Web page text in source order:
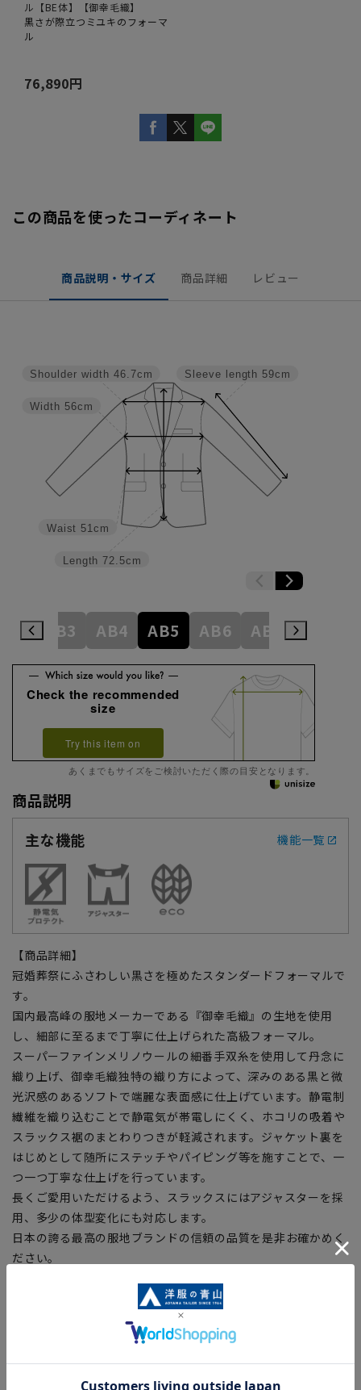
ル【BE体】【御幸毛織】
黒さが際立つミユキのフォーマ
ル
76,890円
この商品を使ったコーディネート
商品説明・サイズ 商品詳細 レビュー
Sleeve length 59cm
Length 72.5cm
Waist 51cm
Width 56cm
Shoulder width 46.7cm
AB3 AB4 AB5 AB6 AB7
Check the recommended
size
Try this item on
あくまでもサイズをご検討いただく際の目安となります。
商品説明
主な機能
機能一覧
【商品詳細】
冠婚葬祭にふさわしい黒さを極めたスタンダードフォーマルで
す。
国内最高峰の服地メーカーである『御幸毛織』の生地を使用
し、細部に至るまで丁寧に仕上げられた高級フォーマル。
スーパーファインメリノウールの細番手双糸を使用して丹念に
織り上げ、御幸毛織独特の織り方によって、深みのある黒と微
光沢感のあるソフトで端麗な表面感に仕上げています。静電制
繊維を織り込むことで静電気が帯電しにくく、ホコリの吸着や
スラックス裾のまとわりつきが軽減されます。ジャケット裏を
はじめとして随所にステッチやパイピング等を施すことで、一
つ一つ丁寧な仕上げを行っています。
長くご愛用いただけるよう、スラックスにはアジャスターを採
用、多少の体型変化にも対応します。
日本の誇る最高の服地ブランドの信頼の品質を是非お確かめく
ださい。
ほこりの付着、着脱時の不快な静電気の発生やまとわり付きを
■アジャスター